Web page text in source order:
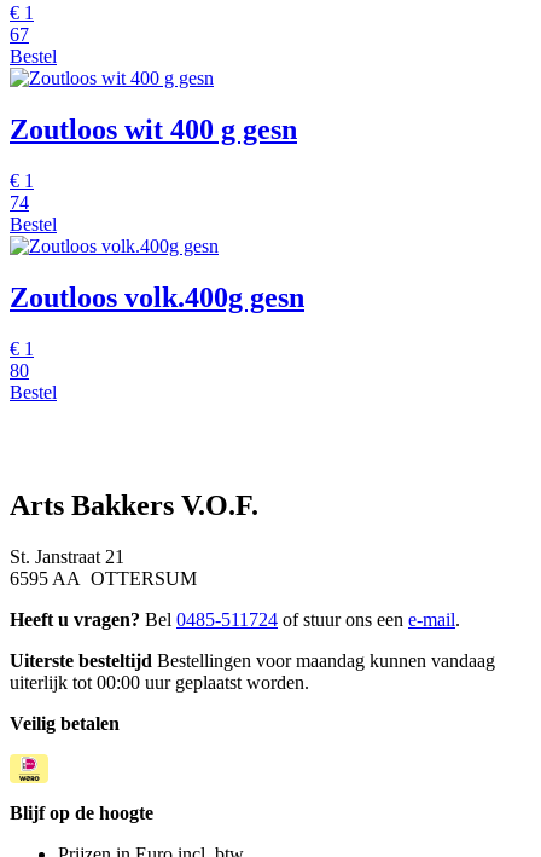
€ 1
67
Bestel
Zoutloos wit 400 g gesn
€ 1
74
Bestel
Zoutloos volk.400g gesn
€ 1
80
Bestel
Arts Bakkers V.O.F.
St. Janstraat 21
6595 AA OTTERSUM
Heeft u vragen? Bel 0485-511724 of stuur ons een e-mail.
Uiterste besteltijd Bestellingen voor maandag kunnen vandaag
uiterlijk tot 00:00 uur geplaatst worden.
Veilig betalen
Blijf op de hoogte